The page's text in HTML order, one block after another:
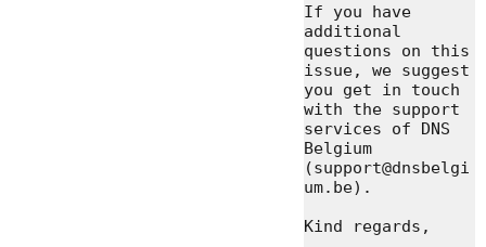
If you have
additional
questions on this
issue, we suggest
you get in touch
with the support
services of DNS
Belgium
(support@dnsbelgi
um.be).
Kind regards,